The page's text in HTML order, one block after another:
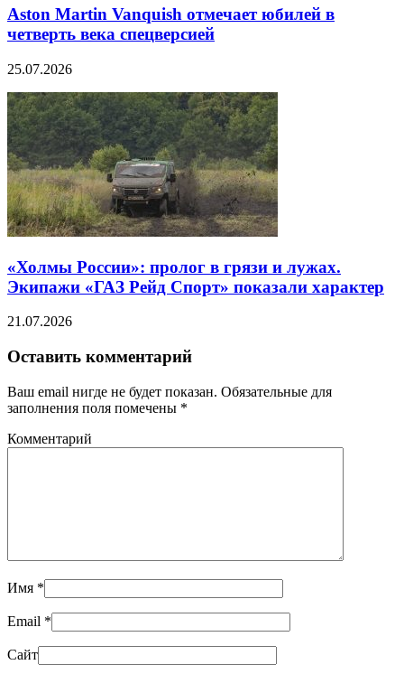
Aston Martin Vanquish отмечает юбилей в
четверть века спецверсией
25.07.2026
«Холмы России»: пролог в грязи и лужах.
Экипажи «ГАЗ Рейд Спорт» показали характер
21.07.2026
Оставить комментарий
Ваш email нигде не будет показан. Обязательные для
заполнения поля помечены *
Комментарий
Имя *
Email *
Сайт